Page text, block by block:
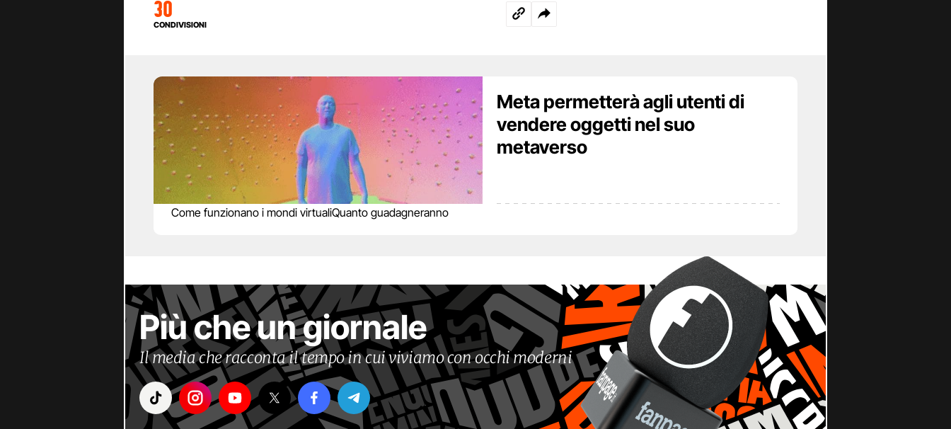
30
CONDIVISIONI
Meta permetterà agli utenti di
vendere oggetti nel suo
metaverso
Come funzionano i mondi virtualiQuanto guadagneranno
Più che un giornale
Il media che racconta il tempo in cui viviamo con occhi moderni